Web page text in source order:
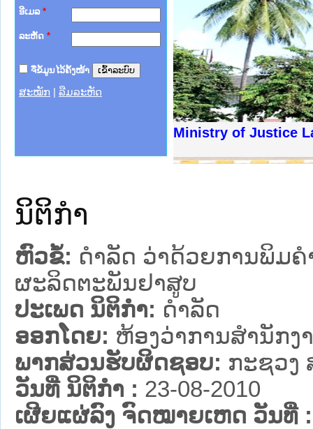
ອີເມລ *
ລະຫັດ *
ຈື່ຂໍ້ມູນໄວ້ຄັ້ງໜ້າ
ສະໝັກ ລືມລະຫັດ
Ministry of Justice
ຊາຊົນ ພາກເໜືອ
ການ
ກາງ
ກໃຕ້
ນຕຳຫຼວດປະຊາຊົນ
ສັນຕິບານປະຊາຊົນ
ກເໜືອ
ຊາຊົນ ພາກກາງ
ນິຕິກໍາ
ຫົວຂໍ້: ດຳລັດ ວ່າດ້ວຍການພິມ
ຜະລິດຕະພັນຢາສູບ
ປະເພດ ນິຕິກໍາ: ດໍາລັດ
ອອກໂດຍ: ຫ້ອງວ່າການສຳນັກ
ພາກສ່ວນຮັບຜິດຊອບ: ກະຊວງ
ວັນທີ່ ນິຕິກໍາ : 23-08-2010
ເຜີຍແຜ່ລົງ ຈົດໝາຍເຫດ ວັນທີ່ :